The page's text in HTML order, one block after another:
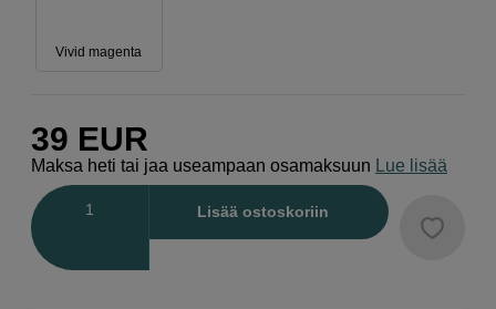
Vivid magenta
39 EUR
Maksa heti tai jaa useampaan osamaksuun Lue lisää
Lisää ostoskoriin